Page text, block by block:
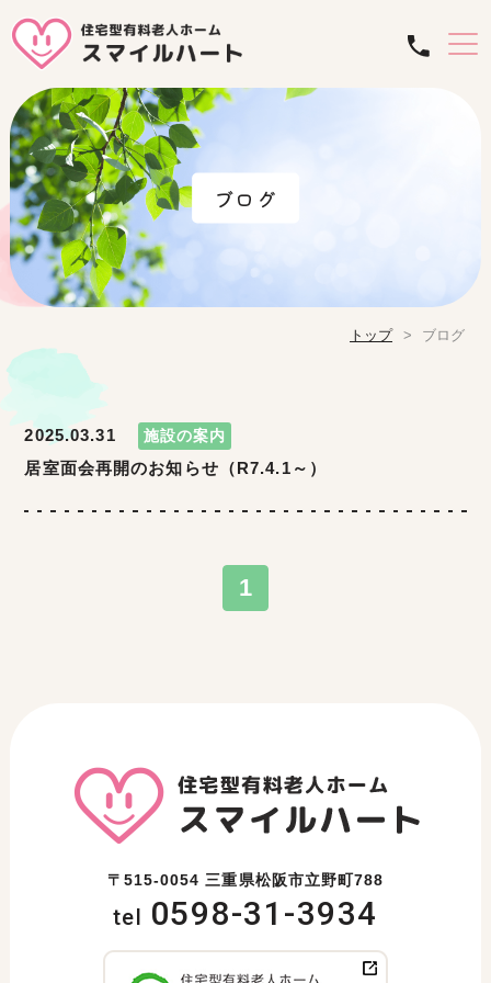
ブログ
トップ ブログ
2025.03.31 施設の案内
居室面会再開のお知らせ（R7.4.1～）
1
〒515-0054 三重県松阪市立野町788
tel 0598-31-3934